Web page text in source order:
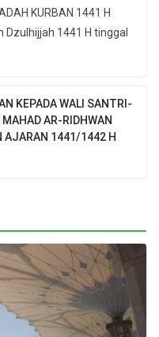
Dzulhijjah 1441 H tinggal
KEPADA WALI SANTRI-
AR-RIDHWAN
AJARAN 1441/1442 H